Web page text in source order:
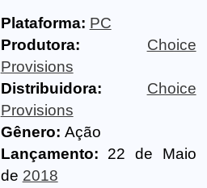
Plataforma: PC
Produtora:
Choice
Provisions
Distribuidora:
Choice
Provisions
Gênero: Ação
Lançamento: 22 de Maio
de 2018